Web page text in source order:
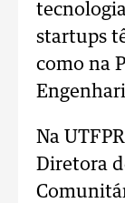
startups
como na
Na
Diretora